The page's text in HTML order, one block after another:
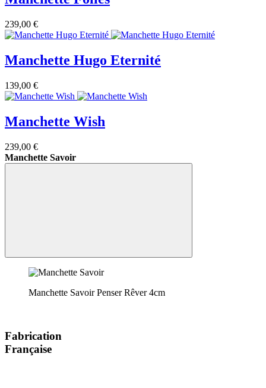
239,00 €
Manchette Hugo Eternité
139,00 €
Manchette Wish
239,00 €
Manchette Savoir
Manchette Savoir Penser Rêver 4cm
Fabrication
Française